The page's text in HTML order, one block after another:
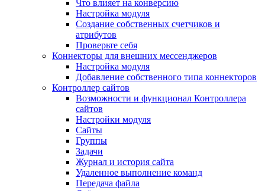
Что влияет на конверсию
Настройка модуля
Создание собственных счетчиков и
атрибутов
Проверьте себя
Коннекторы для внешних мессенджеров
Настройка модуля
Добавление собственного типа коннекторов
Контроллер сайтов
Возможности и функционал Контроллера
сайтов
Настройки модуля
Сайты
Группы
Задачи
Журнал и история сайта
Удаленное выполнение команд
Передача файла